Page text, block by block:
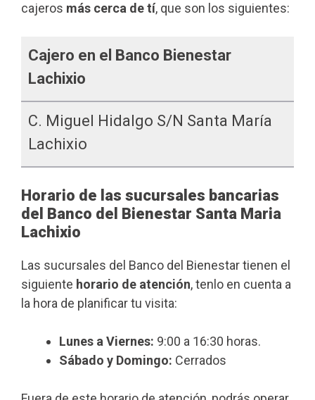
cajeros más cerca de tí, que son los siguientes:
Cajero en el Banco Bienestar
Lachixio
C. Miguel Hidalgo S/n Santa María
Lachixio
Horario de las sucursales bancarias
del Banco del Bienestar Santa Maria
Lachixio
Las sucursales del Banco del Bienestar tienen el
siguiente horario de atención, tenlo en cuenta a
la hora de planificar tu visita:
Lunes a Viernes: 9:00 a 16:30 horas.
Sábado y Domingo: Cerrados